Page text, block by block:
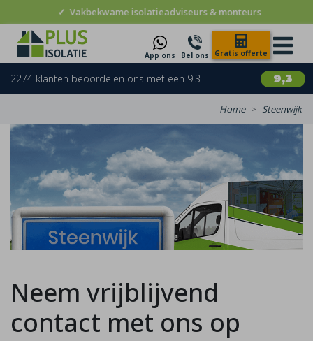
✓ Vakbekwame isolatieadviseurs & monteurs
App ons Bel ons Gratis offerte
9,3
2274 klanten beoordelen ons met een 9.3
Home Steenwijk
Neem vrijblijvend
contact met ons op